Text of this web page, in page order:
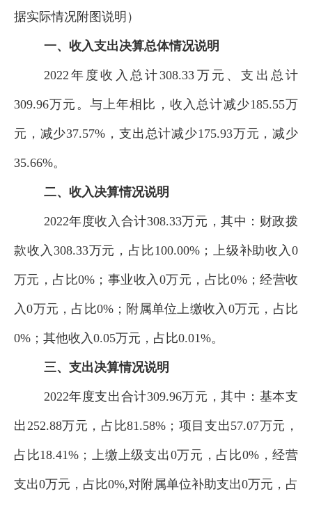
据实际情况附图说明）
一、收入支出决算总体情况说明
2022 年度收入 总计308.33 万元、支出总计
309.96万元。与 上年相比，收入总计减少185.55万
元， 减少37.57%， 支出总计减少175.93万元 ，减少
35.66%。
二、收入决算情况说明
2022年度收入合计308.33万元，其中：财政拨
款收入 308.33万元，占比100.00%；上级补助收入 0
万元，占比0%；事业收入 0万元，占比0%；经营收
入0万元，占比0%；附属单位上缴收入 0万元，占比
0%；其他收入 0.05万元，占比0.01%。
三、支出决算情况说明
2022年度支出合计309.96万元，其中：基本支
出 252.88万元，占比81.58%；项目支出57.07万元，
占比18.41%；上缴上级支出0万元，占比0%，经营
支出0万元，占比0%,对附属单位补助支出0万元，占